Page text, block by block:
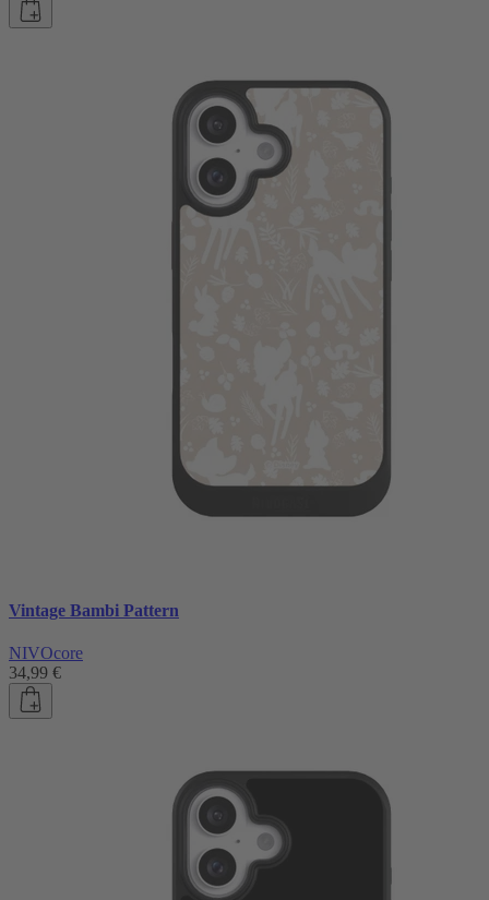
Vintage Bambi Pattern
NIVOcore
34,99 €